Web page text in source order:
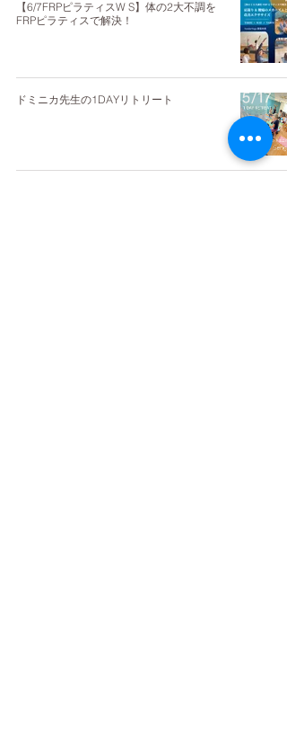
【6/7FRPピラティスW S】体の2大不調を
FRPピラティスで解決！
ドミニカ先生の1DAYリトリート